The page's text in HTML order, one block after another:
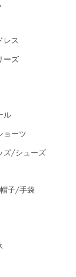
レス
ーズ
ル
ョーツ
ズ/シューズ
子/手袋